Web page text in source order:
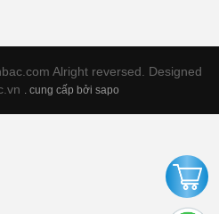
Alright reversed. Designed
. cung cấp bởi sapo